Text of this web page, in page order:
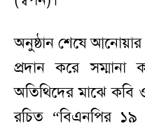
অনুষ্ঠান শেষে
প্রদান করে সম্মানা
অতিথিদের মাঝে কবি
রচিত “বিএনপির